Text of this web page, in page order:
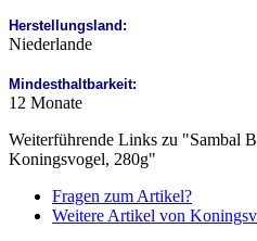
Herstellungsland:
Niederlande
Mindesthaltbarkeit:
12 Monate
Weiterführende Links zu "Sambal
Koningsvogel, 280g"
Fragen zum Artikel?
Weitere Artikel von